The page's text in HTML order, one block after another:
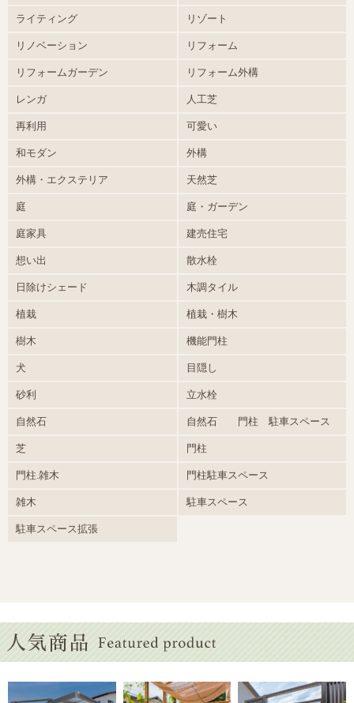
ライティング リゾート
リノベーション リフォーム
リフォームガーデン リフォーム外構
レンガ 人工芝
再利用 可愛い
和モダン 外構
外構・エクステリア 天然芝
庭 庭・ガーデン
庭家具 建売住宅
想い出 散水栓
日除けシェード 木調タイル
植栽 植栽・樹木
樹木 機能門柱
犬 目隠し
砂利 立水栓
自然石 自然石 門柱 駐車スペース
芝 門柱
門柱.雑木 門柱駐車スペース
雑木 駐車スペース
駐車スペース拡張